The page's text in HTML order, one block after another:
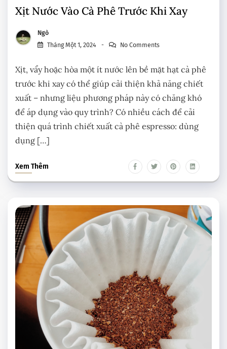
Xịt Nước Vào Cà Phê Trước Khi Xay
Ngò
Tháng Một 1, 2024
No Comments
Xịt, vẩy hoặc hòa một ít nước lên bề mặt hạt cà phê
trước khi xay có thể giúp cải thiện khả năng chiết
xuất – nhưng liệu phương pháp này có chăng khó
để áp dụng vào quy trình? Có nhiều cách để cải
thiện quá trình chiết xuất cà phê espresso: dùng
dụng […]
Xem Thêm